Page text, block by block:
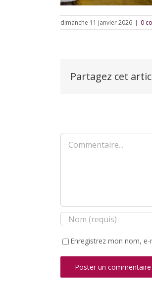
dimanche 11 janvier 2026 | 0
Partagez cet
Commentaire
Enregistrez mon nom,